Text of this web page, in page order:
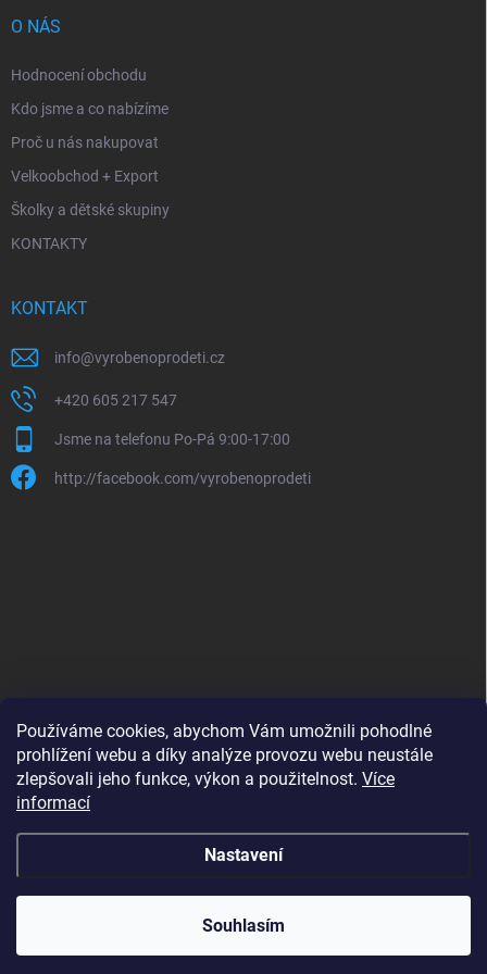
Používáme cookies, abychom Vám umožnili pohodlné
prohlížení webu a díky analýze provozu webu neustále
zlepšovali jeho funkce, výkon a použitelnost. Více
informací
Nastavení
Souhlasím
O NÁS
Hodnocení obchodu
Kdo jsme a co nabízíme
Proč u nás nakupovat
Velkoobchod + Export
Školky a dětské skupiny
KONTAKTY
KONTAKT
info@vyrobenoprodeti.cz
+420 605 217 547
Jsme na telefonu Po-Pá 9:00-17:00
http://facebook.com/vyrobenoprodeti
B2B shop pro obchodníky - www.krokido.cz
Vyrobenoprodeti.cz . Všechna práva vyhrazena.